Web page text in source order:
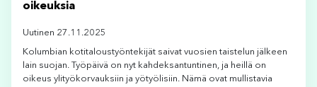
oikeuksia
Uutinen 27.11.2025
Kolumbian kotitaloustyöntekijät saivat vuosien taistelun jälkeen
lain suojan. Työpäivä on nyt kahdeksantuntinen, ja heillä on
oikeus ylityökorvauksiin ja yötyölisiin. Nämä ovat mullistavia